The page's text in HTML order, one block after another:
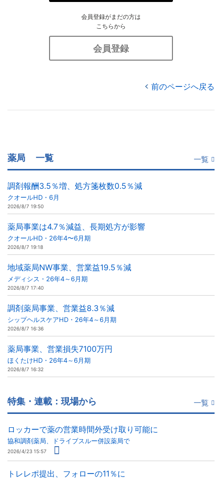
会員登録がまだの方は
こちらから
会員登録
前のページへ戻る
薬局 一覧 一覧
調剤報酬3.5％増、処方箋枚数0.5％減
クオールHD・6月
2026/8/7 19:50
薬局事業は4.7％減益、長期処方が影響
クオールHD・26年4〜6月期
2026/8/7 19:18
地域薬局NW事業、営業益19.5％減
メディシス・26年4～6月期
2026/8/7 17:40
調剤薬局事業、営業益8.3％減
シップヘルスケアHD・26年4～6月期
2026/8/7 16:36
薬局事業、営業損失7100万円
ほくたけHD・26年4～6月期
2026/8/7 16:32
特集・連載：現場から 一覧
ロッカーで薬の営業時間外受け取り可能に
協和調剤薬局、ドライブスルー併設薬局で
2026/4/23 15:57
トレレポ提出、フォローの11％に